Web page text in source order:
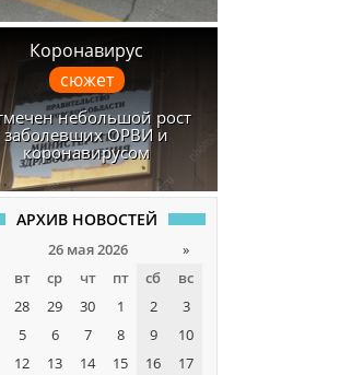
Коронавирус
сюжет
небольшой рост
заболевших ОРВИ и
коронавирусом
АРХИВ НОВОСТЕЙ
26 мая 2026
»
вт ср чт пт сб
вс
28 29 30 1 2
3
5 6 7 8 9
10
12 13 14 15 16
17